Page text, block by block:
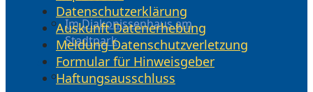
Im Diakonissenhaus am
Stadtpark
Albisheim
Im Haus Zellertal
Datenschutzerklärung
Auskunft Datenerhebung
Meldung Datenschutzverletzung
Formular für Hinweisgeber
Haftungsausschluss